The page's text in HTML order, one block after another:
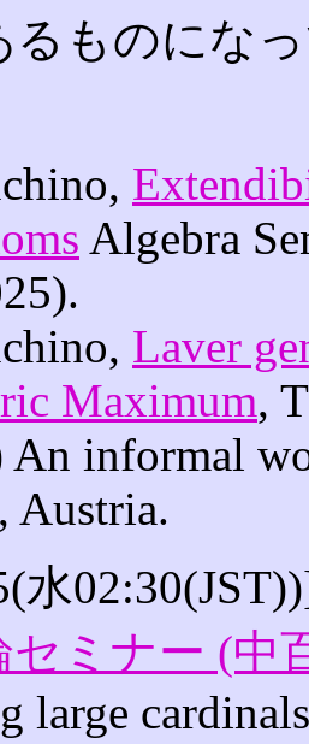
るものにな
Algebra
Laver
Maximum,
An informal
Austria.
水
セミナー (中
large